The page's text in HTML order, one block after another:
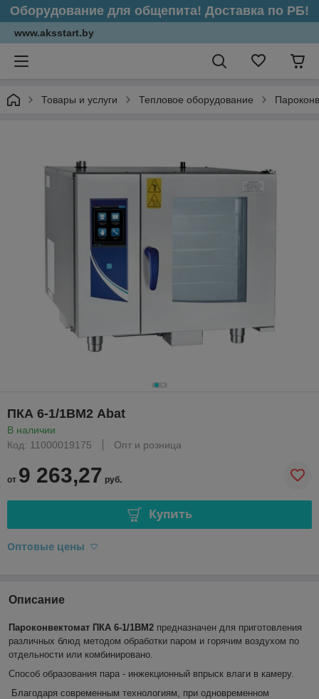
Оборудование для общепита! Доставка по РБ!
www.aksstart.by
Товары и услуги Тепловое оборудование
ПКА 6-1/1ВМ2 Abat
В наличии
Код: 11000019175
Опт и розница
от 9 263,27 руб.
Купить
Оптовые цены
Описание
Пароконвектомат ПКА 6-1/1ВМ2 предназначен для приготовления
различных блюд методом обработки паром и горячим воздухом по
отдельности или комбинировано.
Способ образования пара - инжекционный впрыск влаги в камеру.
Благодаря современным технологиям, при одновременном